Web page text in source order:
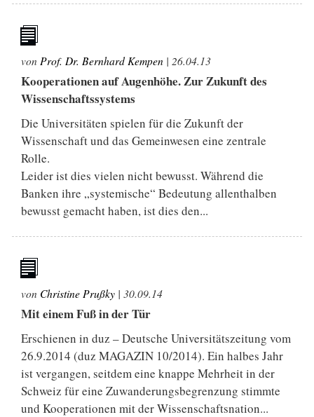
von Prof. Dr. Bernhard Kempen | 26.04.13
Kooperationen auf Augenhöhe. Zur Zukunft des
Wissenschaftssystems
Die Universitäten spielen für die Zukunft der
Wissenschaft und das Gemeinwesen eine zentrale
Rolle.
Leider ist dies vielen nicht bewusst. Während die
Banken ihre „systemische“ Bedeutung allenthalben
bewusst gemacht haben, ist dies den...
von Christine Prußky | 30.09.14
Mit einem Fuß in der Tür
Erschienen in duz – Deutsche Universitätszeitung vom
26.9.2014 (duz MAGAZIN 10/2014). Ein halbes Jahr
ist vergangen, seitdem eine knappe Mehrheit in der
Schweiz für eine Zuwanderungsbegrenzung stimmte
und Kooperationen mit der Wissenschaftsnation...